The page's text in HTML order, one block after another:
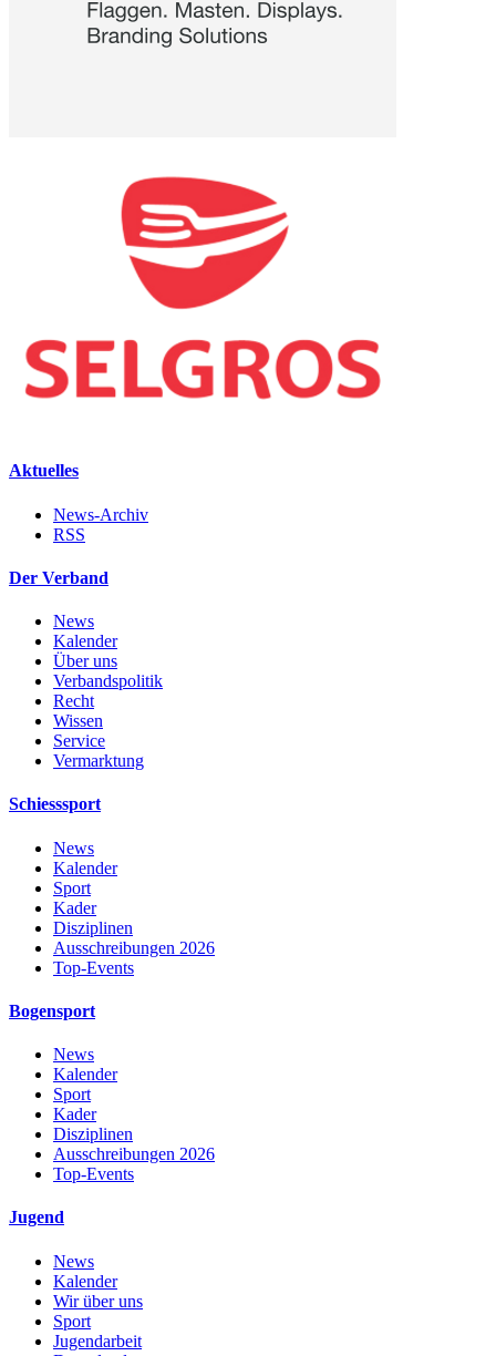
Aktuelles
News-Archiv
RSS
Der Verband
News
Kalender
Über uns
Verbandspolitik
Recht
Wissen
Service
Vermarktung
Schiesssport
News
Kalender
Sport
Kader
Disziplinen
Ausschreibungen 2026
Top-Events
Bogensport
News
Kalender
Sport
Kader
Disziplinen
Ausschreibungen 2026
Top-Events
Jugend
News
Kalender
Wir über uns
Sport
Jugendarbeit